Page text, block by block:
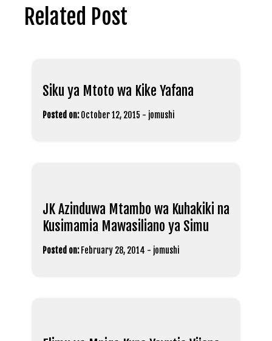
Related Post
Siku ya Mtoto wa Kike Yafana
Posted on: October 12, 2015 - jomushi
JK Azinduwa Mtambo wa Kuhakiki na
Kusimamia Mawasiliano ya Simu
Posted on: February 28, 2014 - jomushi